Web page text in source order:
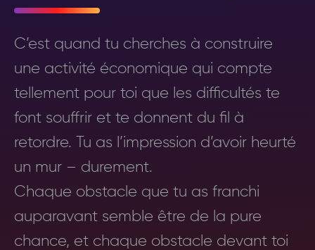
C’est quand tu cherches à construire
une activité économique qui compte
tellement pour toi que les difficultés te
font souffrir et te donnent du fil à
retordre. Tu as l’impression d’avoir heurté
un mur – durement.
Chaque obstacle que tu as franchi
auparavant semble être de la pure
chance, et chaque obstacle devant toi